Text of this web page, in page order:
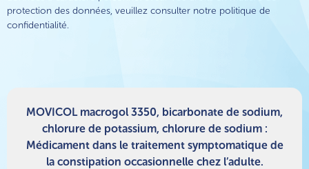
protection des données, veuillez consulter notre politique de
confidentialité.
MOVICOL macrogol 3350, bicarbonate de sodium,
chlorure de potassium, chlorure de sodium :
Médicament dans le traitement symptomatique de
la constipation occasionnelle chez l’adulte.